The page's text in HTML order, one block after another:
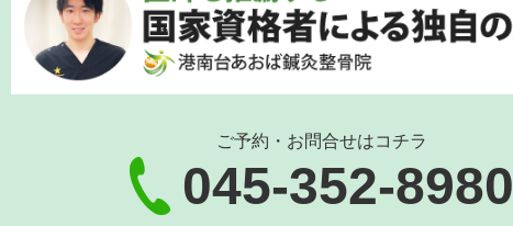
ご予約・お問合せはコチラ
045-352-8980